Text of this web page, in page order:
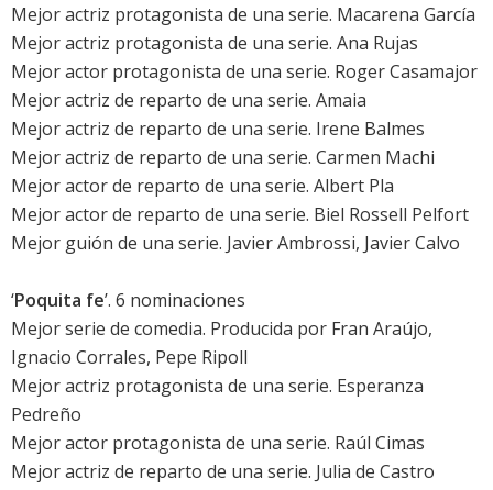
Mejor actriz protagonista de una serie. Macarena García
Mejor actriz protagonista de una serie. Ana Rujas
Mejor actor protagonista de una serie. Roger Casamajor
Mejor actriz de reparto de una serie. Amaia
Mejor actriz de reparto de una serie. Irene Balmes
Mejor actriz de reparto de una serie. Carmen Machi
Mejor actor de reparto de una serie. Albert Pla
Mejor actor de reparto de una serie. Biel Rossell Pelfort
Mejor guión de una serie. Javier Ambrossi, Javier Calvo
‘Poquita fe’. 6 nominaciones
Mejor serie de comedia. Producida por Fran Araújo,
Ignacio Corrales, Pepe Ripoll
Mejor actriz protagonista de una serie. Esperanza
Pedreño
Mejor actor protagonista de una serie. Raúl Cimas
Mejor actriz de reparto de una serie. Julia de Castro